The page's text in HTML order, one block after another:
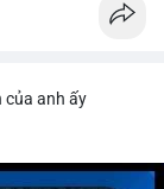
anh ấy